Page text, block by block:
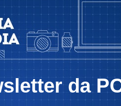
da